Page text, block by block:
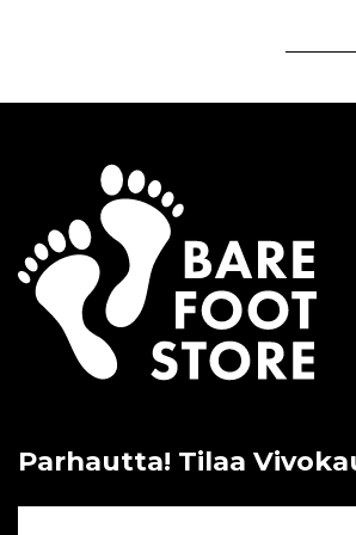
Parhautta! Tilaa